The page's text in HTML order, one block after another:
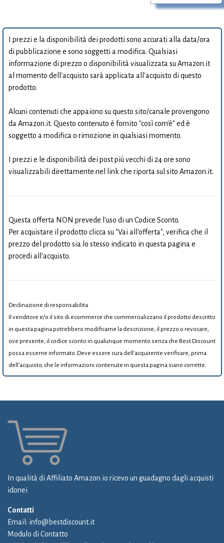
I prezzi e la disponibilità dei prodotti sono accurati alla data/ora
di pubblicazione e sono soggetti a modifica. Qualsiasi
informazione di prezzo o disponibilità visualizzata su Amazon.it
al momento dell'acquisto sarà applicata all'acquisto di questo
prodotto.
Alcuni contenuti che appaiono su questo sito/canale provengono
da Amazon.it. Questo contenuto è fornito "così com'è" ed è
soggetto a modifica o rimozione in qualsiasi momento.
I prezzi e le disponibilità dei post più vecchi di 24 ore sono
visualizzabili direttamente nel link che riporta sul sito Amazon.it.
Questa offerta NON prevede l'uso di un Codice Sconto.
Per acquistare il prodotto clicca su "Vai all'offerta", verifica che il
prezzo del prodotto sia lo stesso indicato in questa pagina e
procedi all'acquisto.
Declinazione di responsabilita
Il venditore e/o il sito di ecommerce che commercializzano il prodotto descritto
in questa pagina potrebbero modificarne la descrizione, il prezzo o revocare,
ove presente, il codice sconto in qualunque momento senza che Best Discount
possa esserne informato. Deve essere cura dell'acquirente verificare, prima
dell'acquisto, che le informazioni contenute in questa pagina siano corrette.
In qualità di Affiliato Amazon io ricevo un guadagno dagli acquisti
idonei
Contatti
Email: info@bestdiscount.it
Modulo di Contatto